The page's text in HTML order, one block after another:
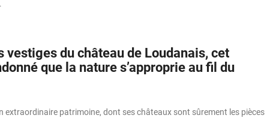
vestiges du château de Loudanais, cet
que la nature s’approprie au fil du
extraordinaire patrimoine, dont ses châteaux sont sûrement les pièces